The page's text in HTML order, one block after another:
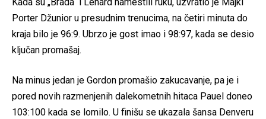
Porter Džunior u presudnim trenucima, na četiri minuta do
kraja bilo je 96:9. Ubrzo je gost imao i 98:97, kada se desio
ključan promašaj.
Na minus jedan je Gordon promašio zakucavanje, pa je i
pored novih razmenjenih dalekometnih hitaca Pauel doneo
103:100 kada se lomilo. U finišu se ukazala šansa Denveru